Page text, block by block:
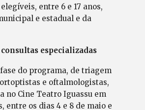
entre 6 e 17 anos,
e estadual e da
especializadas
do programa, de triagem
e oftalmologistas,
no Cine Teatro Iguassu em
entre os dias 4 e 8 de maio e